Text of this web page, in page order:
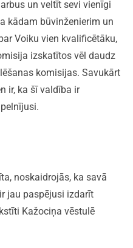
un veltīt sevi vienīgi
kādam būvinženierim un
Voiku vien kvalificētāku,
izskatītos vēl daudz
komisijas. Savukārt
ir, ka šī valdība ir
noskaidrojās, ka savā
jau paspējusi izdarīt
Kažociņa vēstulē